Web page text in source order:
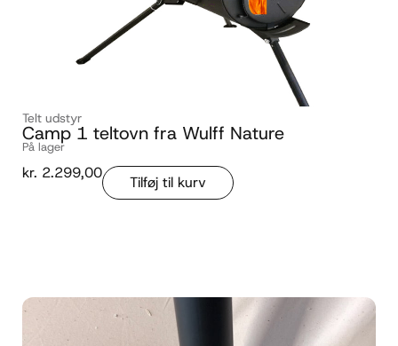
Telt udstyr
Camp 1 teltovn fra Wulff Nature
På lager
kr. 2.299,00
Tilføj til kurv